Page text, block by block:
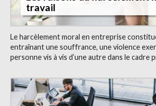
travail
Le harcèlement moral en entreprise
entraînant une souffrance, une violence
personne vis à vis d’une autre dans le cadre